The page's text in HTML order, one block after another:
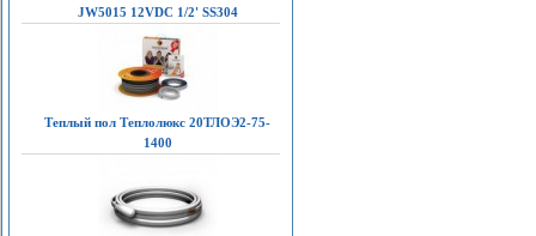
JW5015 12VDC 1/2' SS304
Теплый пол Теплолюкс 20ТЛОЭ2-75-
1400